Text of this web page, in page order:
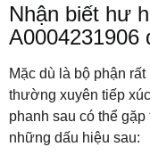
Nhận biết hư
A0004231906
Mặc dù là bộ phận
thường xuyên tiếp
phanh sau có thể
những dấu hiệu sau: